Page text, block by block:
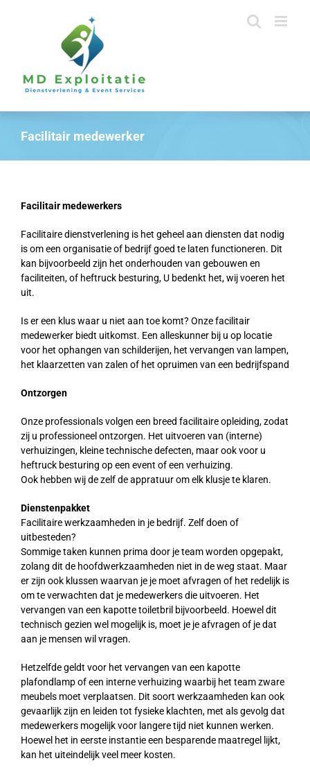
Facilitair medewerker
Facilitair medewerkers
Facilitaire dienstverlening is het geheel aan diensten dat nodig
is om een organisatie of bedrijf goed te laten functioneren. Dit
kan bijvoorbeeld zijn het onderhouden van gebouwen en
faciliteiten, of heftruck besturing, U bedenkt het, wij voeren het
uit.
Is er een klus waar u niet aan toe komt? Onze facilitair
medewerker biedt uitkomst. Een alleskunner bij u op locatie
voor het ophangen van schilderijen, het vervangen van lampen,
het klaarzetten van zalen of het opruimen van een bedrijfspand
Ontzorgen
Onze professionals volgen een breed facilitaire opleiding, zodat
zij u professioneel ontzorgen. Het uitvoeren van (interne)
verhuizingen, kleine technische defecten, maar ook voor u
heftruck besturing op een event of een verhuizing.
Ook hebben wij de zelf de appratuur om elk klusje te klaren.
Dienstenpakket
Facilitaire werkzaamheden in je bedrijf. Zelf doen of
uitbesteden?
Sommige taken kunnen prima door je team worden opgepakt,
zolang dit de hoofdwerkzaamheden niet in de weg staat. Maar
er zijn ook klussen waarvan je je moet afvragen of het redelijk is
om te verwachten dat je medewerkers die uitvoeren. Het
vervangen van een kapotte toiletbril bijvoorbeeld. Hoewel dit
technisch gezien wel mogelijk is, moet je je afvragen of je dat
aan je mensen wil vragen.
Hetzelfde geldt voor het vervangen van een kapotte
plafondlamp of een interne verhuizing waarbij het team zware
meubels moet verplaatsen. Dit soort werkzaamheden kan ook
gevaarlijk zijn en leiden tot fysieke klachten, met als gevolg dat
medewerkers mogelijk voor langere tijd niet kunnen werken.
Hoewel het in eerste instantie een besparende maatregel lijkt,
kan het uiteindelijk veel meer kosten.